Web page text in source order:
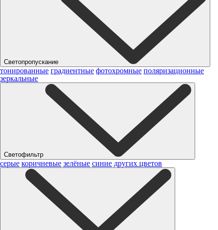
Светопропускание
тонированные градиентные фотохромные поляризационные
зеркальные
Светофильтр
серые коричневые зелёные синие других цветов